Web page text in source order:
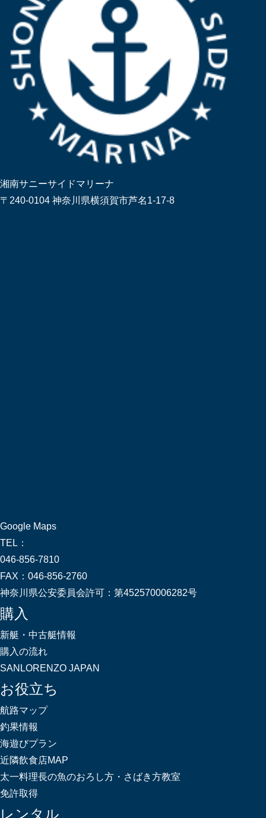
湘南サニーサイドマリーナ
〒240-0104 神奈川県横須賀市芦名1-17-8
Google Maps
TEL：
046-856-7810
FAX： 046-856-2760
神奈川県公安委員会許可： 第452570006282号
購入
新艇・中古艇情報
購入の流れ
SANLORENZO JAPAN
お役立ち
航路マップ
釣果情報
海遊びプラン
近隣飲食店MAP
太一料理長の魚のおろし方・さばき方教室
免許取得
レンタル